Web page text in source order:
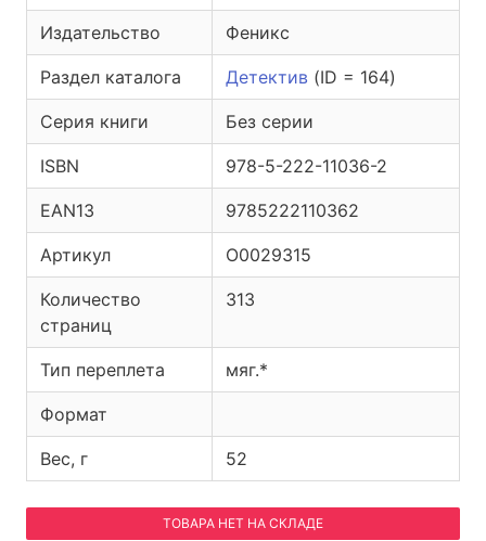
Издательство Феникс
Раздел каталога Детектив (ID = 164)
Серия книги Без серии
ISBN 978-5-222-11036-2
EAN13 9785222110362
Артикул O0029315
Количество
страниц
313
Тип переплета мяг.*
Формат
Вес, г 52
ТОВАРА НЕТ НА СКЛАДЕ